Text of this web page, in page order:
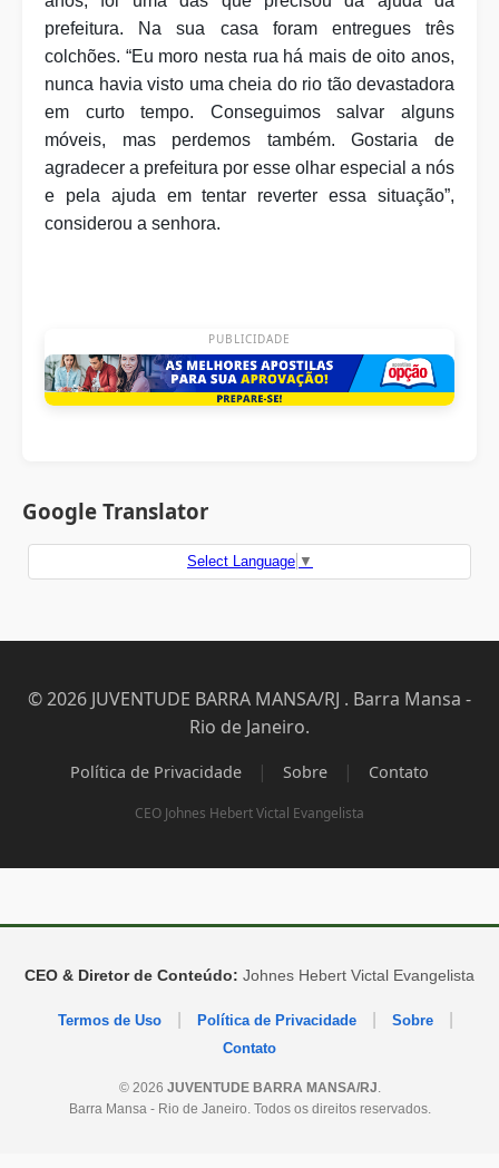
prefeitura. Na sua casa foram entregues três
colchões. “Eu moro nesta rua há mais de oito anos,
nunca havia visto uma cheia do rio tão devastadora
em curto tempo. Conseguimos salvar alguns
móveis, mas perdemos também. Gostaria de
agradecer a prefeitura por esse olhar especial a nós
e pela ajuda em tentar reverter essa situação”,
considerou a senhora.
PUBLICIDADE
Google Translator
Select Language ▼
© 2026 JUVENTUDE BARRA MANSA/RJ . Barra Mansa -
Rio de Janeiro.
Política de Privacidade | Sobre | Contato
CEO Johnes Hebert Victal Evangelista
CEO & Diretor de Conteúdo: Johnes Hebert Victal Evangelista
Termos de Uso Política de Privacidade Sobre
Contato
© 2026 JUVENTUDE BARRA MANSA/RJ.
Barra Mansa - Rio de Janeiro. Todos os direitos reservados.